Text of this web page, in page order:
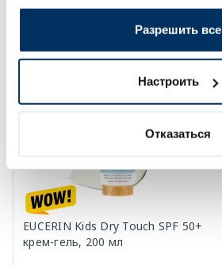
Разрешить все
Настроить
Отказаться
Более...
EUCERIN Kids Dry Touch SPF 50+
крем-гель, 200 мл